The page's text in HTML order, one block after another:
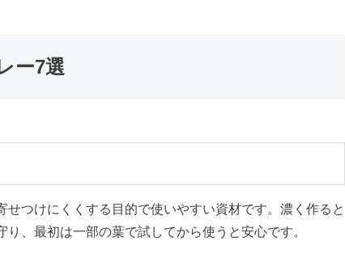
ー7選
つけにくくする目的で使いやすい資材です。濃く作ると
、最初は一部の葉で試してから使うと安心です。